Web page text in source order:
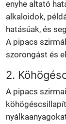
enyhe altató
alkaloidok,
hatásúak, és
A pipacs
szorongást és
2.
A pipacs